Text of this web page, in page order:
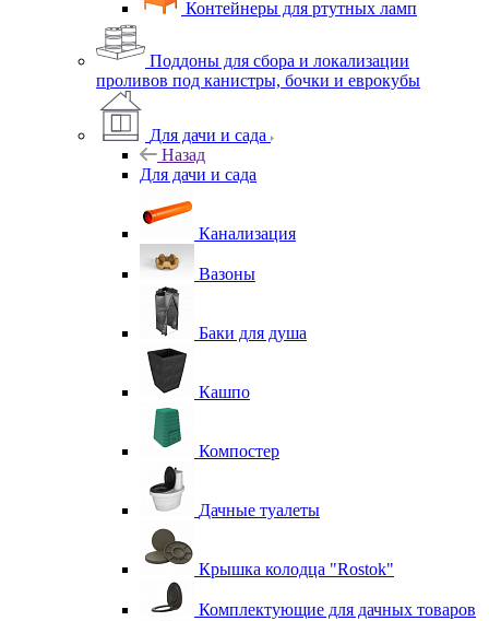
Контейнеры для ртутных ламп
Поддоны для сбора и локализации
проливов под канистры, бочки и еврокубы
Для дачи и сада
Назад
Для дачи и сада
Канализация
Вазоны
Баки для душа
Кашпо
Компостер
Дачные туалеты
Крышка колодца "Rostok"
Комплектующие для дачных товаров